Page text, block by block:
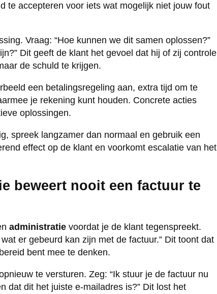
te accepteren voor iets wat mogelijk niet jouw fout
Vraag: “Hoe kunnen we dit samen oplossen?”
Dit geeft de klant het gevoel dat hij of zij controle
de schuld te krijgen.
een betalingsregeling aan, extra tijd om te
je rekening kunt houden. Concrete acties
oplossingen.
spreek langzamer dan normaal en gebruik een
effect op de klant en voorkomt escalatie van het
beweert nooit een factuur te
administratie voordat je de klant tegenspreekt.
er gebeurd kan zijn met de factuur.” Dit toont dat
bent mee te denken.
te versturen. Zeg: “Ik stuur je de factuur nu
dat dit het juiste e-mailadres is?” Dit lost het